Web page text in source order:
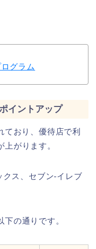
グラム
イントアップ
おり、優待店で利
がります。
ス、セブン-イレブ
の通りです。